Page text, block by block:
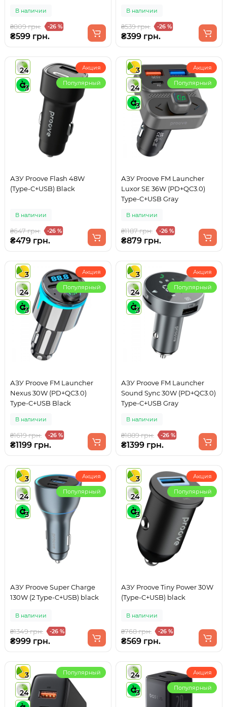
В наличии
₴809 грн. -26 %
₴599 грн.
В наличии
₴539 грн. -26 %
₴399 грн.
24
3
Акция
Популярный
АЗУ Proove Flash 48W
(Type-C+USB) Black
В наличии
₴647 грн. -26 %
₴479 грн.
3
24
3
Акция
Популярный
АЗУ Proove FM Launcher
Luxor SE 36W (PD+QC3.0)
Type-C+USB Gray
В наличии
₴1187 грн. -26 %
₴879 грн.
3
24
3
Акция
Популярный
АЗУ Proove FM Launcher
Nexus 30W (PD+QC3.0)
Type-C+USB Black
В наличии
₴1619 грн. -26 %
₴1199 грн.
3
24
3
Акция
Популярный
АЗУ Proove FM Launcher
Sound Sync 30W (PD+QC3.0)
Type-C+USB Gray
В наличии
₴1889 грн. -26 %
₴1399 грн.
3
24
3
Акция
Популярный
АЗУ Proove Super Charge
130W (2 Type-C+USB) black
В наличии
₴1349 грн. -26 %
₴999 грн.
3
24
3
Акция
Популярный
АЗУ Proove Tiny Power 30W
(Type-C+USB) black
В наличии
₴768 грн. -26 %
₴569 грн.
3
24
Популярный
24
3
Акция
Популярный